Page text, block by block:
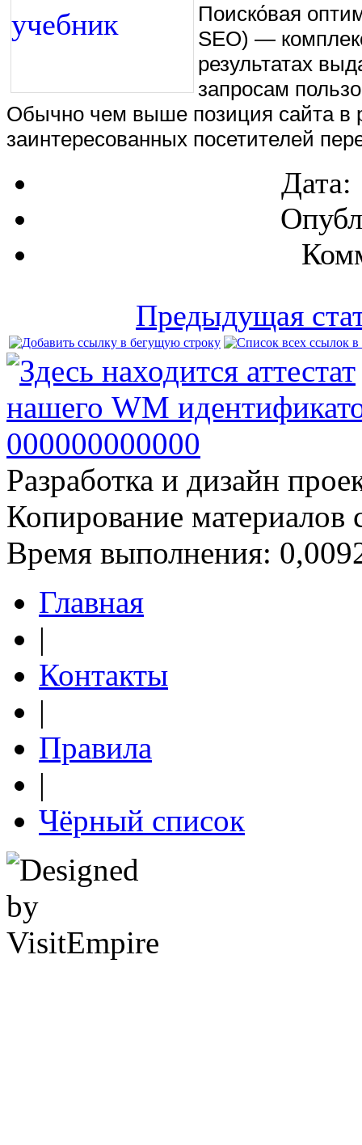
Поиско́вая
SEO) —
результатах
запросам
Обычно чем выше позиция сайта в
заинтересованных посетителей
Дата:
Предыдущая
Разработка и дизайн
Копирование материалов
Время выполнения:
Главная
|
Контакты
|
Правила
|
Чёрный список